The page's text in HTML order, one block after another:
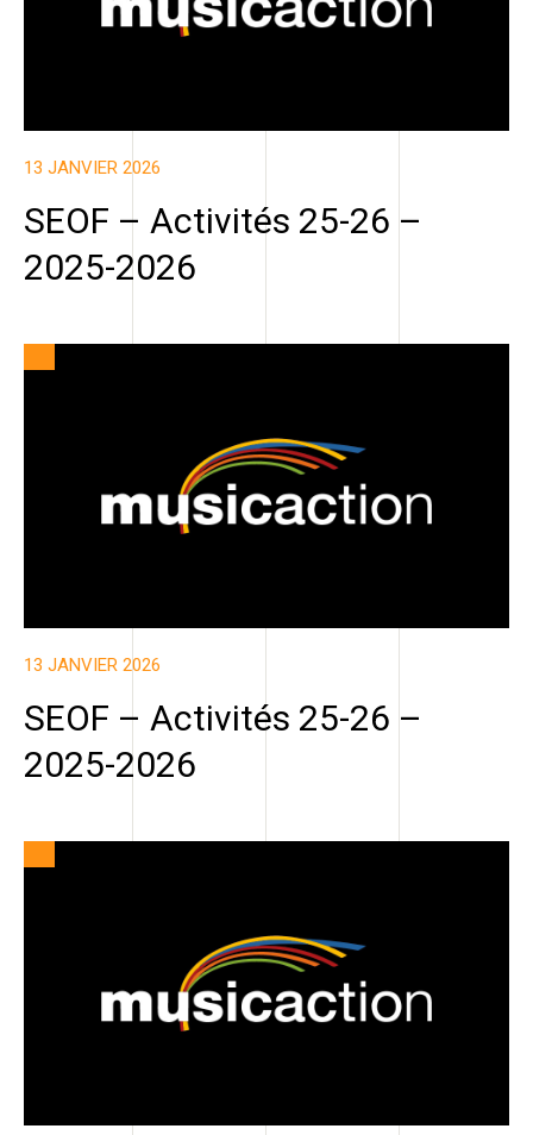
13 JANVIER 2026
SEOF – Activités 25-26 –
2025-2026
13 JANVIER 2026
SEOF – Activités 25-26 –
2025-2026